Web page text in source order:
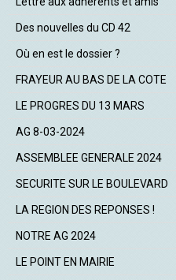
Des nouvelles du CD 42
Où en est le dossier ?
FRAYEUR AU BAS DE LA COTE
LE PROGRES DU 13 MARS
AG 8-03-2024
ASSEMBLEE GENERALE 2024
SECURITE SUR LE BOULEVARD
LA REGION DES REPONSES !
NOTRE AG 2024
LE POINT EN MAIRIE